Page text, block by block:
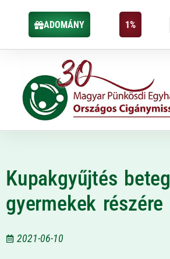
ADOMÁNY 1%
Kupakgyűjtés beteg
gyermekek részére
2021-06-10